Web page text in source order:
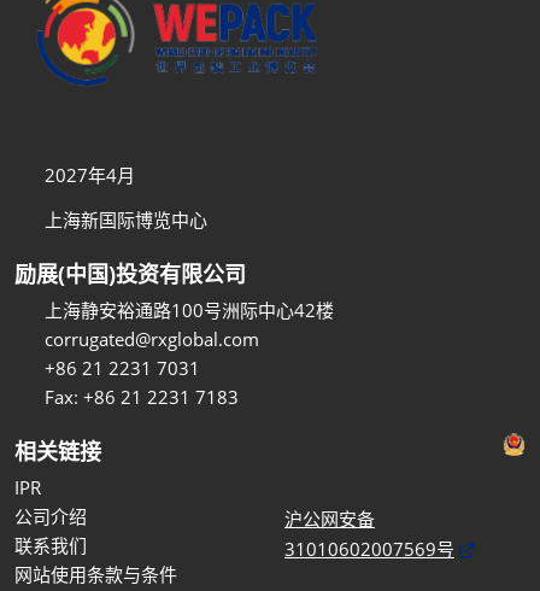
2027年4月
上海新国际博览中心
励展(中国)投资有限公司
上海静安裕通路100号洲际中心42楼
corrugated@rxglobal.com
+86 21 2231 7031
Fax: +86 21 2231 7183
相关链接
IPR
公司介绍
联系我们
网站使用条款与条件
沪公网安备
31010602007569号